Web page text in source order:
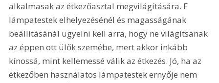
alkalmasak az étkezőasztal megvilágítására. E
lámpatestek elhelyezésénél és magasságának
beállításánál ügyelni kell arra, hogy ne világítsanak
az éppen ott ülők szemébe, mert akkor inkább
kínossá, mint kellemessé válik az étkezés. Jó, ha az
étkezőben használatos lámpatestek ernyője nem